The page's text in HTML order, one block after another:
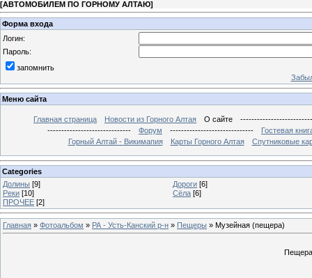
[АВТОМОБИЛЕМ ПО ГОРНОМУ АЛТАЮ]
Форма входа
Логин:
Пароль:
запомнить
Меню сайта
Главная страница Новости из Горного Алтая О сайте
------------------------------
Форум ------------------------------
Гостевая
Горный Алтай - Викимапия
Карты Горного Алтая Спутниковые
Categories
Долины [9] Дороги [6]
Реки [10] Сёла [6]
ПРОЧЕЕ [2]
Главная » Фотоальбом » РА - Усть-Канский р-н » Пещеры » Музейная (пещера)